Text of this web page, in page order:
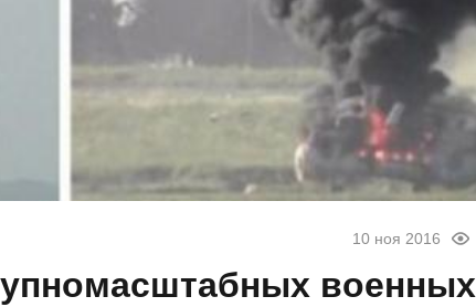
10 ноя 2016
военных